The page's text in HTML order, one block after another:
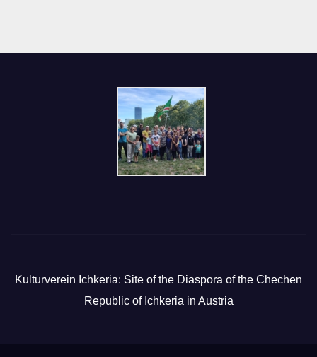
Kulturverein Ichkeria: Site of the Diaspora of the Chechen
Republic of Ichkeria in Austria